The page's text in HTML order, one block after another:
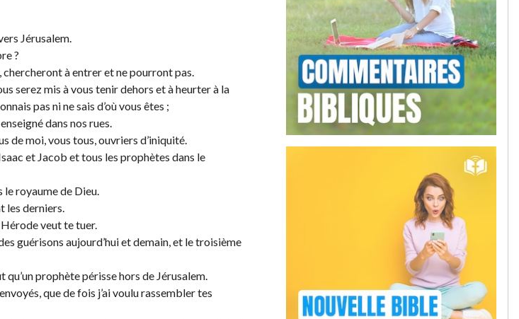
Jérusalem.
?
à entrer et ne pourront pas.
serez mis à vous tenir dehors et à heurter à la
pas ni ne sais d’où vous êtes ;
dans nos rues.
de moi, vous tous, ouvriers d’iniquité.
et Jacob et tous les prophètes dans le
le royaume de Dieu.
les derniers.
Hérode veut te tuer.
guérisons aujourd’hui et demain, et le troisième
prophète périsse hors de Jérusalem.
que de fois j’ai voulu rassembler tes